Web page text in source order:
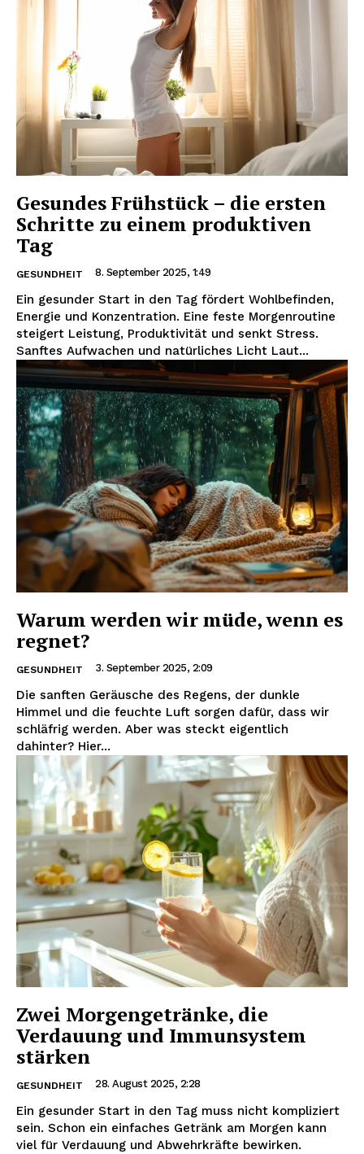
Gesundes Frühstück – die ersten
Schritte zu einem produktiven
Tag
GESUNDHEIT 8. September 2025, 1:49
Ein gesunder Start in den Tag fördert Wohlbefinden,
Energie und Konzentration. Eine feste Morgenroutine
steigert Leistung, Produktivität und senkt Stress.
Sanftes Aufwachen und natürliches Licht Laut...
Warum werden wir müde, wenn es
regnet?
GESUNDHEIT 3. September 2025, 2:09
Die sanften Geräusche des Regens, der dunkle
Himmel und die feuchte Luft sorgen dafür, dass wir
schläfrig werden. Aber was steckt eigentlich
dahinter? Hier...
Zwei Morgengetränke, die
Verdauung und Immunsystem
stärken
GESUNDHEIT 28. August 2025, 2:28
Ein gesunder Start in den Tag muss nicht kompliziert
sein. Schon ein einfaches Getränk am Morgen kann
viel für Verdauung und Abwehrkräfte bewirken.